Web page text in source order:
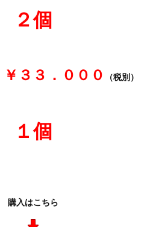
２個
￥３３．０００ （税別）
１個
購入はこちら